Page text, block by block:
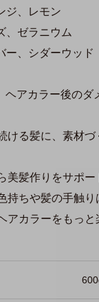
ジ、レモン
、ゼラニウム
ー、シダーウッド
アカラー後のダ
ける髪に、素材
美髪作りをサポ
持ちや髪の手触
アカラーをもっと